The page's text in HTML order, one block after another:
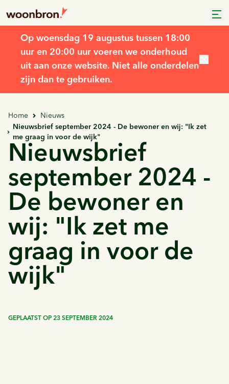
Op woensdag 19 augustus tussen 18:00
uur en 20:00 uur voeren we onderhoud
uit aan onze website. Niet alle onderdelen
zijn dan te gebruiken.
Home
Nieuws
Nieuwsbrief september 2024 - De bewoner en wij: "Ik zet
me graag in voor de wijk"
Nieuwsbrief
september 2024 -
De bewoner en
wij: "Ik zet me
graag in voor de
wijk"
GEPLAATST OP 23 SEPTEMBER 2024